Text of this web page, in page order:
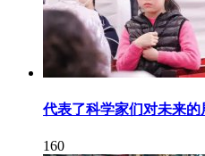
代表了科学家们对未来
160